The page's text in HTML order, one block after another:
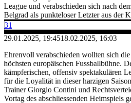
League und verabschieden sich nach
Belgrad als punkteloser Letzter aus der
31
29.01.2025, 19:4518.02.2025, 16:03
Ehrenvoll verabschieden wollten sich
höchsten europäischen Fussballbühne.
kämpferischen, offensiv spektakulären
für die Loyalität in dieser harzigen
Trainer Giorgio Contini und
Vortag des abschliessenden Heimspiels